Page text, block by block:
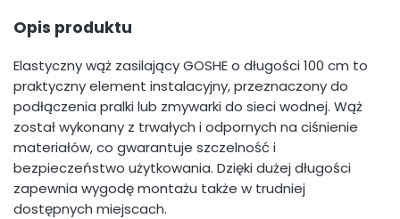
Opis produktu
Elastyczny wąż zasilający GOSHE o długości 100 cm to
praktyczny element instalacyjny, przeznaczony do
podłączenia pralki lub zmywarki do sieci wodnej. Wąż
został wykonany z trwałych i odpornych na ciśnienie
materiałów, co gwarantuje szczelność i
bezpieczeństwo użytkowania. Dzięki dużej długości
zapewnia wygodę montażu także w trudniej
dostępnych miejscach.